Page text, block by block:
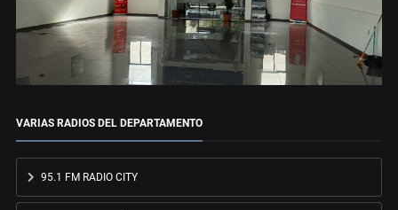
VARIAS RADIOS DEL DEPARTAMENTO
95.1 FM RADIO CITY